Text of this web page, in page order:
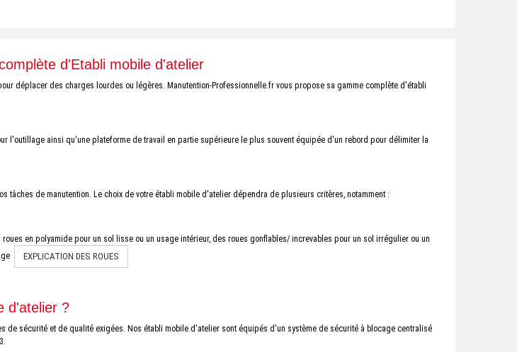
d'Etabli mobile d'atelier
déplacer des charges lourdes ou légères. Manutention-Professionnelle.fr vous propose sa gamme complète d'établi
ainsi qu'une plateforme de travail en partie supérieure le plus souvent équipée d'un rebord pour délimiter la
de manutention. Le choix de votre établi mobile d'atelier dépendra de plusieurs critères, notamment :
en polyamide pour un sol lisse ou un usage intérieur, des roues gonflables/ increvables pour un sol irrégulier ou un
EXPLICATION DES ROUES
d'atelier ?
sécurité et de qualité exigées. Nos établi mobile d'atelier sont équipés d'un système de sécurité à blocage centralisé